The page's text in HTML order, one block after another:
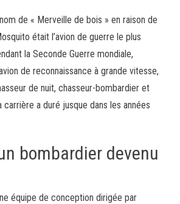
de « Merveille de bois » en raison de
était l’avion de guerre le plus
la Seconde Guerre mondiale,
de reconnaissance à grande vitesse,
de nuit, chasseur-bombardier et
carrière a duré jusque dans les années
bombardier devenu
équipe de conception dirigée par